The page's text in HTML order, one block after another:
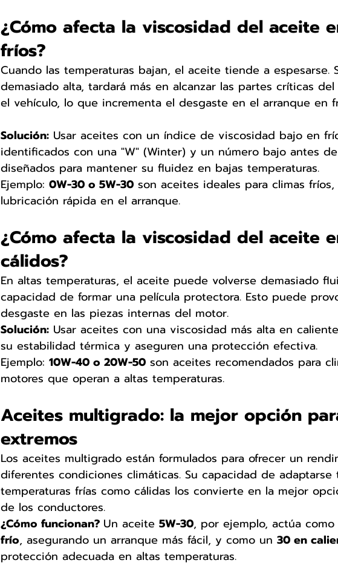
¿Cómo afecta la viscosidad del aceite
fríos?
Cuando las temperaturas bajan, el aceite tiende a espesarse.
demasiado alta, tardará más en alcanzar las partes críticas
el vehículo, lo que incrementa el desgaste en el arranque en
Solución: Usar aceites con un índice de viscosidad bajo en
identificados con una "W" (Winter) y un número bajo antes
diseñados para mantener su fluidez en bajas temperaturas.
Ejemplo: 0W-30 o 5W-30 son aceites ideales para climas
lubricación rápida en el arranque.
¿Cómo afecta la viscosidad del aceite
cálidos?
En altas temperaturas, el aceite puede volverse demasiado
capacidad de formar una película protectora. Esto puede
desgaste en las piezas internas del motor.
Solución: Usar aceites con una viscosidad más alta en
su estabilidad térmica y aseguren una protección efectiva.
Ejemplo: 10W-40 o 20W-50 son aceites recomendados para
motores que operan a altas temperaturas.
Aceites multigrado: la mejor opción
extremos
Los aceites multigrado están formulados para ofrecer un
diferentes condiciones climáticas. Su capacidad de adaptarse
temperaturas frías como cálidas los convierte en la mejor
de los conductores.
¿Cómo funcionan? Un aceite 5W-30, por ejemplo, actúa
frío, asegurando un arranque más fácil, y como un 30 en
protección adecuada en altas temperaturas.